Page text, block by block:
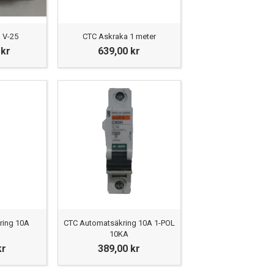
V-25 CTC Askraka 1 meter
639,00 kr
10A
CTC Automatsäkring 10A 1-POL
10KA
389,00 kr